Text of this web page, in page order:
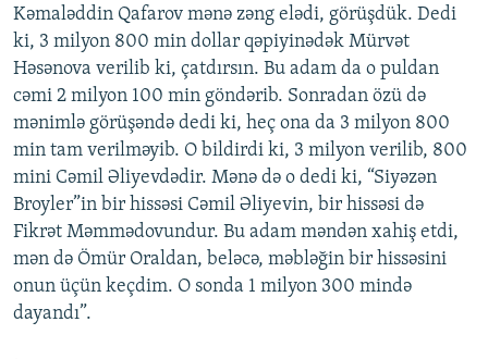
Kəmaləddin Qafarov mənə zəng elədi, görüşdük. Dedi
ki, 3 milyon 800 min dollar qəpiyinədək Mürvət
Həsənova verilib ki, çatdırsın. Bu adam da o puldan
cəmi 2 milyon 100 min göndərib. Sonradan özü də
mənimlə görüşəndə dedi ki, heç ona da 3 milyon 800
min tam verilməyib. O bildirdi ki, 3 milyon verilib, 800
mini Cəmil Əliyevdədir. Mənə də o dedi ki, “Siyəzən
Broyler”in bir hissəsi Cəmil Əliyevin, bir hissəsi də
Fikrət Məmmədovundur. Bu adam məndən xahiş etdi,
mən də Ömür Oraldan, beləcə, məbləğin bir hissəsini
onun üçün keçdim. O sonda 1 milyon 300 mində
dayandı”.